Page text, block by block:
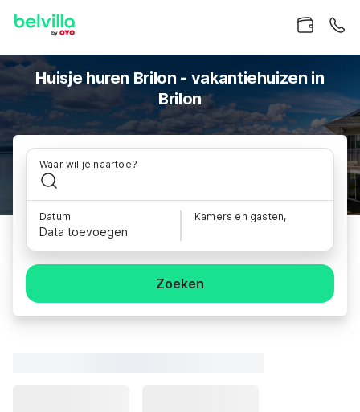
Huisje huren Brilon - vakantiehuizen in
Brilon
Waar wil je naartoe?
Datum
Data toevoegen
Kamers en gasten,
Zoeken